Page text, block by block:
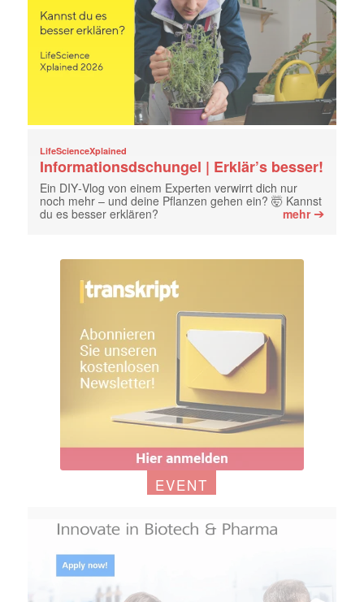
LifeScienceXplained
Informationsdschungel | Erklär’s besser!
Ein DIY‑Vlog von einem Experten verwirrt dich nur
noch mehr – und deine Pflanzen gehen ein? 🤯 Kannst
du es besser erklären?
mehr➔
EVENT